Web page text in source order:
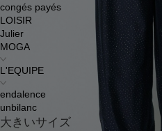
congés payés
LOISIR
Julier
MOGA
L'EQUIPE
endalence
unbilanc
大きいサイズ